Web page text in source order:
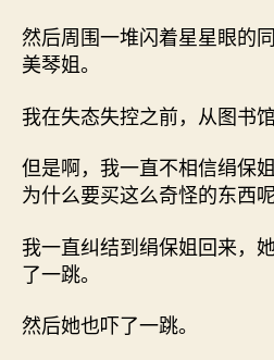
然后周围一堆闪着星星眼的
美琴姐。
我在失态失控之前，从图书馆
但是啊，我一直不相信绢保
为什么要买这么奇怪的东西呢
我一直纠结到绢保姐回来，
了一跳。
然后她也吓了一跳。